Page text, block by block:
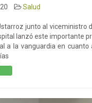
Salud
junto al viceministro
lanzó este importante
a la vanguardia en